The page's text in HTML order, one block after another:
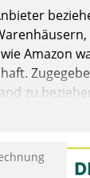
Amazon
zu